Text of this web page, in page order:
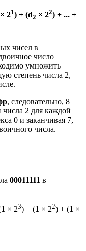
× 21) + (d2 × 22) + ... +
чисел в
число
умножить
степень числа 2,
, следовательно, 8
2 для каждой
0 и заканчивая 7,
числа.
00011111 в
1 × 23) + (1 × 22) + (1 ×